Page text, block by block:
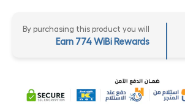
By purchasing this product you will
Earn 774 WiBi Rewards